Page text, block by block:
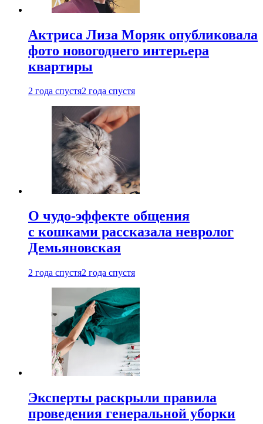
Актриса Лиза Моряк опубликовала
фото новогоднего интерьера
квартиры
2 года спустя2 года спустя
О чудо-эффекте общения
с кошками рассказала невролог
Демьяновская
2 года спустя2 года спустя
Эксперты раскрыли правила
проведения генеральной уборки